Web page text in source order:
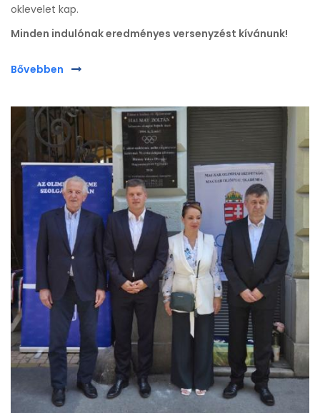
oklevelet kap.
Minden indulónak eredményes versenyzést kívánunk!
Bővebben